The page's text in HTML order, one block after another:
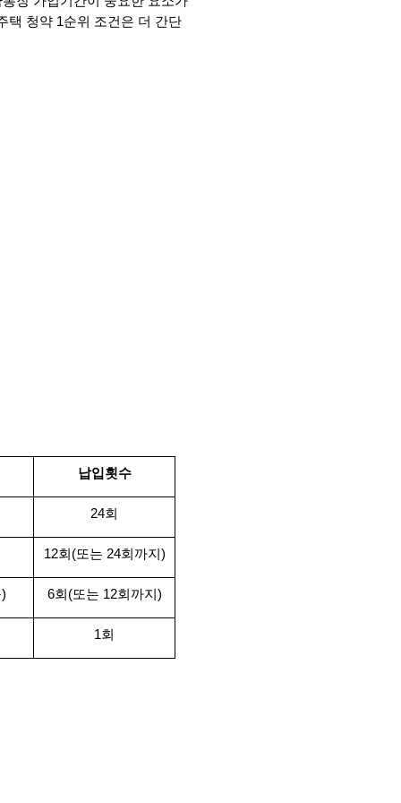
택 청약 1순위 조건은 더 간단
납입횟수
24회
12회(또는 24회까지)
6회(또는 12회까지)
1회